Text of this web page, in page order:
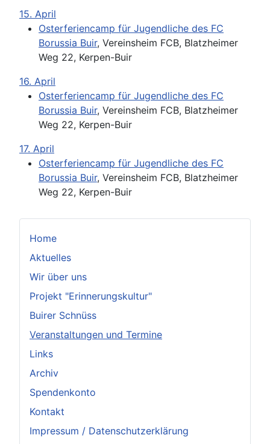
Home
Aktuelles
Wir über uns
Projekt "Erinnerungskultur"
Buirer Schnüss
Veranstaltungen und Termine
Links
Archiv
Spendenkonto
Kontakt
Impressum / Datenschutzerklärung
15. April
Osterferiencamp für Jugendliche des FC
Borussia Buir, Vereinsheim FCB, Blatzheimer
Weg 22, Kerpen-Buir
16. April
Osterferiencamp für Jugendliche des FC
Borussia Buir, Vereinsheim FCB, Blatzheimer
Weg 22, Kerpen-Buir
17. April
Osterferiencamp für Jugendliche des FC
Borussia Buir, Vereinsheim FCB, Blatzheimer
Weg 22, Kerpen-Buir